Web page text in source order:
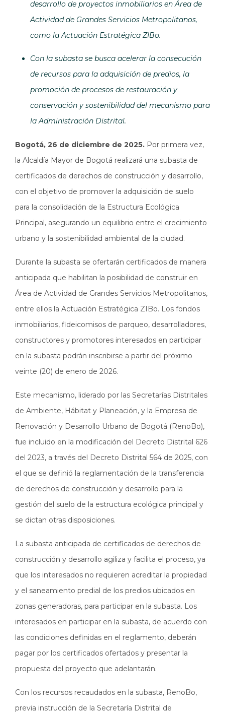
desarrollo de proyectos inmobiliarios en Área de
Actividad de Grandes Servicios Metropolitanos,
como la Actuación Estratégica ZIBo.
Con la subasta se busca acelerar la consecución
de recursos para la adquisición de predios, la
promoción de procesos de restauración y
conservación y sostenibilidad del mecanismo para
la Administración Distrital.
Bogotá, 26 de diciembre de 2025. Por primera vez,
la Alcaldía Mayor de Bogotá realizará una subasta de
certificados de derechos de construcción y desarrollo,
con el objetivo de promover la adquisición de suelo
para la consolidación de la Estructura Ecológica
Principal, asegurando un equilibrio entre el crecimiento
urbano y la sostenibilidad ambiental de la ciudad.
Durante la subasta se ofertarán certificados de manera
anticipada que habilitan la posibilidad de construir en
Área de Actividad de Grandes Servicios Metropolitanos,
entre ellos la Actuación Estratégica ZIBo. Los fondos
inmobiliarios, fideicomisos de parqueo, desarrolladores,
constructores y promotores interesados en participar
en la subasta podrán inscribirse a partir del próximo
veinte (20) de enero de 2026.
Este mecanismo, liderado por las Secretarías Distritales
de Ambiente, Hábitat y Planeación, y la Empresa de
Renovación y Desarrollo Urbano de Bogotá (RenoBo),
fue incluido en la modificación del Decreto Distrital 626
del 2023, a través del Decreto Distrital 564 de 2025, con
el que se definió la reglamentación de la transferencia
de derechos de construcción y desarrollo para la
gestión del suelo de la estructura ecológica principal y
se dictan otras disposiciones.
La subasta anticipada de certificados de derechos de
construcción y desarrollo agiliza y facilita el proceso, ya
que los interesados no requieren acreditar la propiedad
y el saneamiento predial de los predios ubicados en
zonas generadoras, para participar en la subasta. Los
interesados en participar en la subasta, de acuerdo con
las condiciones definidas en el reglamento, deberán
pagar por los certificados ofertados y presentar la
propuesta del proyecto que adelantarán.
Con los recursos recaudados en la subasta, RenoBo,
previa instrucción de la Secretaría Distrital de